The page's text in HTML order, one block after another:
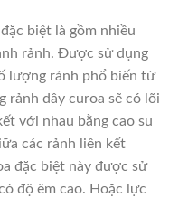
biệt là gồm nhiều
rảnh. Được sử dụng
lượng rảnh phổ biến từ
rảnh dây curoa sẽ có lõi
với nhau bằng cao su
các rảnh liên kết
đặc biệt này được sử
độ êm cao. Hoặc lực